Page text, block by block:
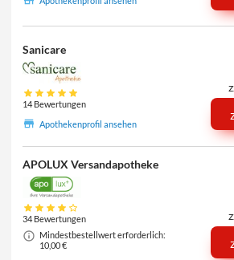
Sanicare
14 Bewertungen
Apothekenprofil ansehen
APOLUX Versandapotheke
34 Bewertungen
Mindestbestellwert erforderlich:
10,00 €